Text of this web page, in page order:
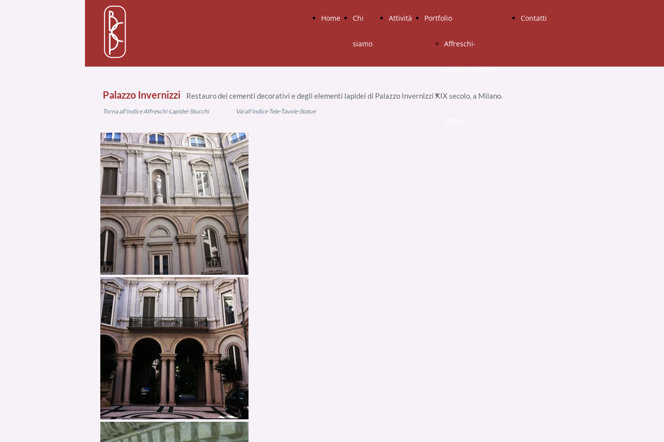
Home Chi
siamo
Attività Portfolio
Affreschi-
Lapidei-Stucchi
Tele-Tavole-
Contatti
Palazzo Invernizzi Restauro dei cementi decorativi e degli elementi lapidei di Palazzo Invernizzi XIX secolo, a Milano.
Torna all'indice Affreschi-Lapidei-Stucchi Vai all'indice Tele-Tavole-Statue